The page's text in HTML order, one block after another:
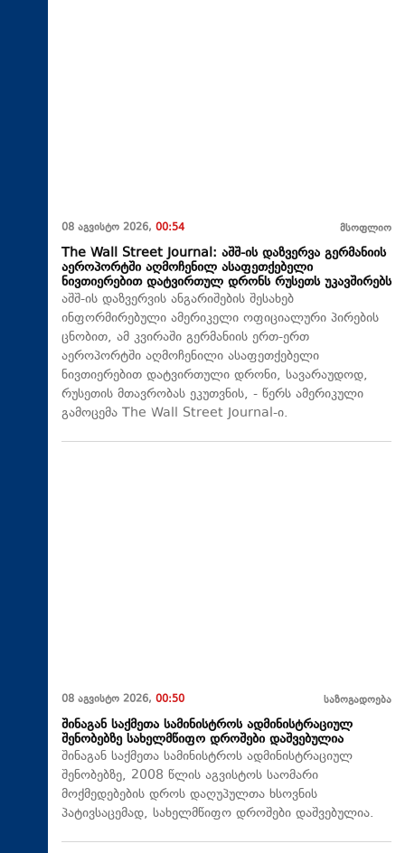
08 აგვისტო 2026, 00:54 მსოფლიო
The Wall Street Journal: აშშ-ის დაზვერვა გერმანიის
აეროპორტში აღმოჩენილ ასაფეთქებელი
ნივთიერებით დატვირთულ დრონს რუსეთს უკავშირებს
აშშ-ის დაზვერვის ანგარიშების შესახებ
ინფორმირებული ამერიკელი ოფიციალური პირების
ცნობით, ამ კვირაში გერმანიის ერთ-ერთ
აეროპორტში აღმოჩენილი ასაფეთქებელი
ნივთიერებით დატვირთული დრონი, სავარაუდოდ,
რუსეთის მთავრობას ეკუთვნის, - წერს ამერიკული
გამოცემა The Wall Street Journal-ი.
08 აგვისტო 2026, 00:50 საზოგადოება
შინაგან საქმეთა სამინისტროს ადმინისტრაციულ
შენობებზე სახელმწიფო დროშები დაშვებულია
შინაგან საქმეთა სამინისტროს ადმინისტრაციულ
შენობებზე, 2008 წლის აგვისტოს საომარი
მოქმედებების დროს დაღუპულთა ხსოვნის
პატივსაცემად, სახელმწიფო დროშები დაშვებულია.